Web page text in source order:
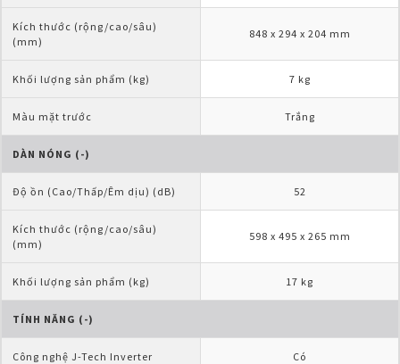
Kích thước (rộng/cao/sâu)
(mm)
848 x 294 x 204 mm
Khối lượng sản phẩm (kg) 7 kg
Màu mặt trước Trắng
DÀN NÓNG (-)
Độ ồn (Cao/Thấp/Êm dịu) (dB) 52
Kích thước (rộng/cao/sâu)
(mm)
598 x 495 x 265 mm
Khối lượng sản phẩm (kg) 17 kg
TÍNH NĂNG (-)
Công nghệ J-Tech Inverter Có